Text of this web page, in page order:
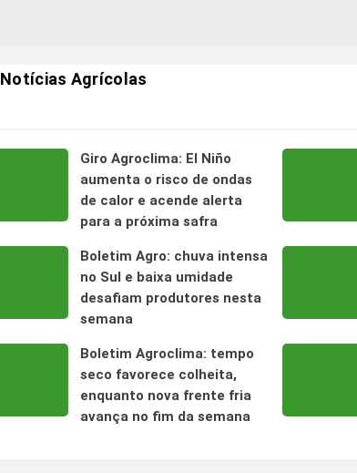
Notícias Agrícolas
Giro Agroclima: El Niño
aumenta o risco de ondas
de calor e acende alerta
para a próxima safra
Boletim Agro: chuva intensa
no Sul e baixa umidade
desafiam produtores nesta
semana
Boletim Agroclima: tempo
seco favorece colheita,
enquanto nova frente fria
avança no fim da semana